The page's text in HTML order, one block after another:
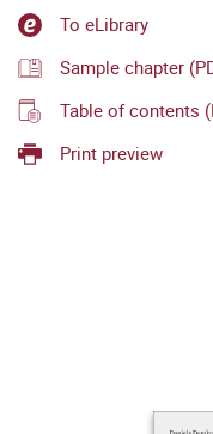
To eLibrary
Sample chapter
Table of contents
Print preview